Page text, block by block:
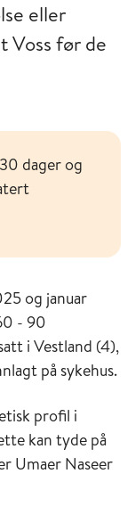
eller
Voss før de
dager og
og januar
- 90
i Vestland (4),
på sykehus.
profil i
kan tyde på
Umaer Naseer